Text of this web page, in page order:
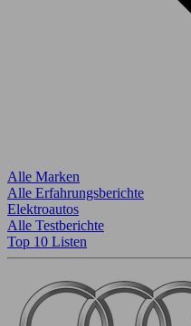
Alle Marken
Alle Erfahrungsberichte
Elektroautos
Alle Testberichte
Top 10 Listen